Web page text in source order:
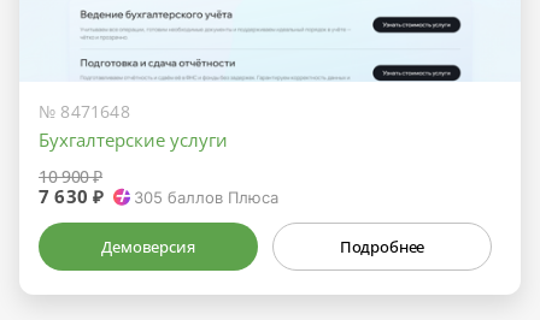
№ 8471648
Бухгалтерские услуги
10 900 ₽
7 630 ₽ 305 баллов Плюса
Демоверсия Подробнее